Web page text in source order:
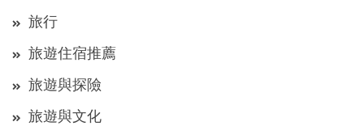
旅行
旅遊住宿推薦
旅遊與探險
旅遊與文化